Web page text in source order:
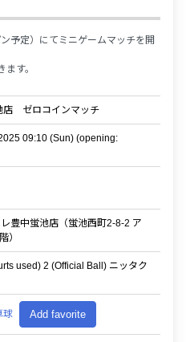
予定）にてミニゲームマッチを開
す。
店 ゼロコインマッチ
09:10 (Sun) (opening:
レ豊中蛍池店（蛍池西町2-8-2 ア
）
used) 2 (Official Ball) ニッタク
球 Add favorite